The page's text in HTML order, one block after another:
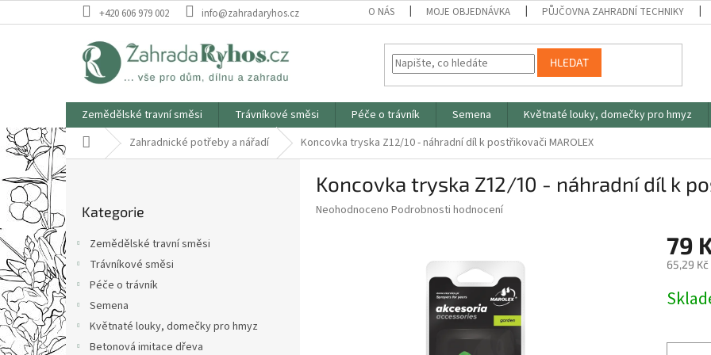
na
+420 606 979 002 info@zahradaryhos.cz O NÁS MOJE OBJEDNÁVKA PŮJČOVNA ZAHRADNÍ TECHNIKY
HLEDAT
Zemědělské travní směsi Trávníkové směsi Péče o trávník Semena Květnaté louky, domečky pro hmyz
Domů Zahradnické potřeby a nářadí Koncovka tryska Z12/10 - náhradní díl k postřikovači MAROLEX
P
o
r
a
n
n
í
p
a
kategorie
Kategorie
Zemědělské travní směsi
Trávníkové směsi
Péče o trávník
Semena
Květnaté louky, domečky pro hmyz
Betonová imitace dřeva
Koncovka tryska Z12/10 - náhradní díl k
Průměrné
Neohodnoceno Podrobnosti hodnocení
79
65,29 Kč
cena: